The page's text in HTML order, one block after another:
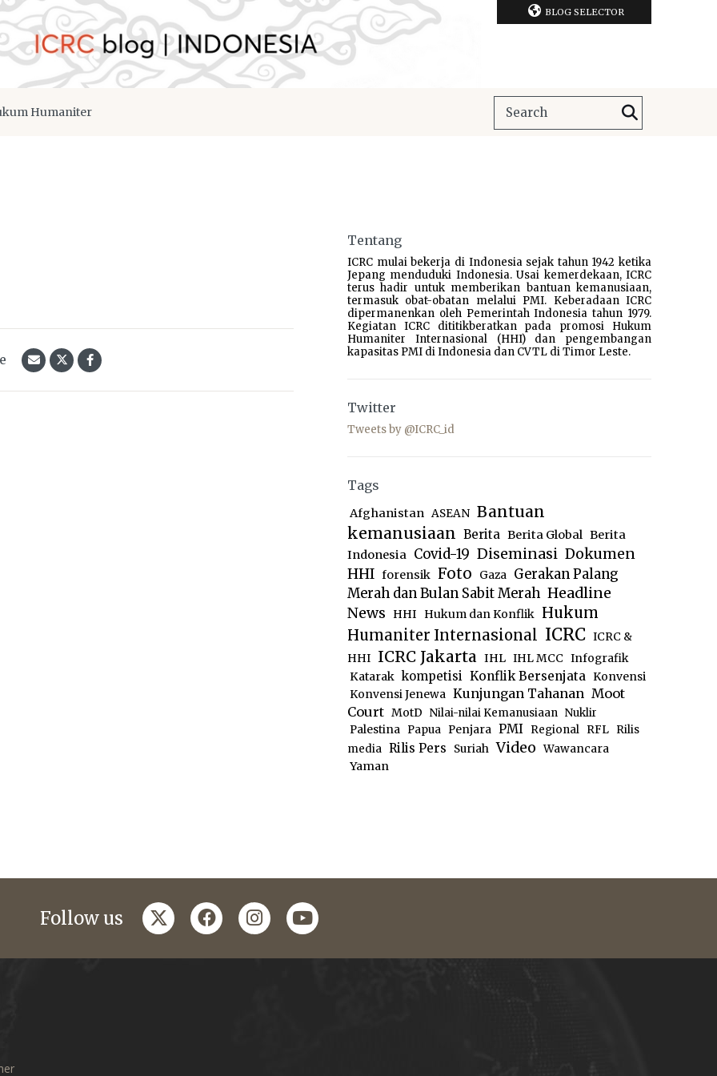
BLOG SELECTOR
Humaniter
Tentang
ICRC mulai bekerja di Indonesia sejak tahun 1942 ketika
Jepang menduduki Indonesia. Usai kemerdekaan, ICRC
terus hadir untuk memberikan bantuan kemanusiaan,
termasuk obat-obatan melalui PMI. Keberadaan ICRC
dipermanenkan oleh Pemerintah Indonesia tahun 1979.
Kegiatan ICRC dititikberatkan pada promosi Hukum
Humaniter Internasional (HHI) dan pengembangan
kapasitas PMI di Indonesia dan CVTL di Timor Leste.
Twitter
Tweets by @ICRC_id
Tags
Afghanistan ASEAN Bantuan
kemanusiaan Berita Berita Global Berita
Indonesia Covid-19 Diseminasi Dokumen
HHI forensik Foto Gaza Gerakan Palang
Merah dan Bulan Sabit Merah Headline
News
HHI Hukum dan Konflik Hukum
Humaniter Internasional ICRC ICRC &
HHI ICRC Jakarta IHL IHL MCC Infografik
Katarak kompetisi Konflik Bersenjata Konvensi
Konvensi Jenewa Kunjungan Tahanan Moot
Court MotD Nilai-nilai Kemanusiaan Nuklir
Palestina
Papua Penjara PMI Regional RFL
Rilis
media Rilis Pers Suriah Video Wawancara
Yaman
Follow us twitterfacebookinstagram
youtube